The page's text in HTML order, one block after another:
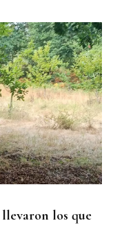
llevaron los que